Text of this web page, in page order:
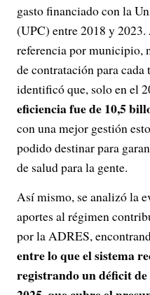
gasto financiado con la
(UPC) entre 2018 y
referencia por municipio,
de contratación para cada
identificó que, solo en el
eficiencia fue de 10,5
con una mejor gestión
podido destinar para
de salud para la gente.
Así mismo, se analizó la
aportes al régimen
por la ADRES,
entre lo que el sistema
registrando un déficit de